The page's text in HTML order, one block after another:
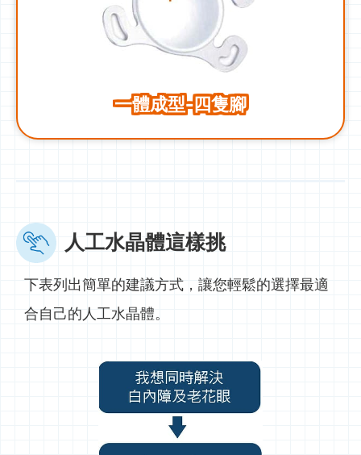
一體成型-四隻腳
人工水晶體這樣挑
下表列出簡單的建議方式，讓您輕鬆的選擇最適
合自己的人工水晶體。